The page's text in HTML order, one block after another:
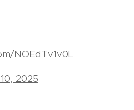
NOEdTv1v0L
2025